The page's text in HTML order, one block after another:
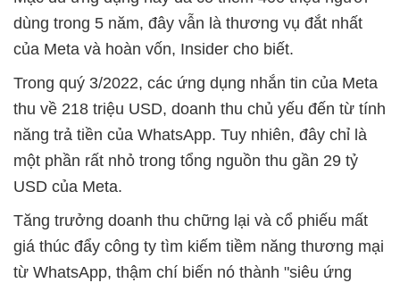
dùng trong 5 năm, đây vẫn là thương vụ đắt nhất
của Meta và hoàn vốn, Insider cho biết.
Trong quý 3/2022, các ứng dụng nhắn tin của Meta
thu về 218 triệu USD, doanh thu chủ yếu đến từ tính
năng trả tiền của WhatsApp. Tuy nhiên, đây chỉ là
một phần rất nhỏ trong tổng nguồn thu gần 29 tỷ
USD của Meta.
Tăng trưởng doanh thu chững lại và cổ phiếu mất
giá thúc đẩy công ty tìm kiếm tiềm năng thương mại
từ WhatsApp, thậm chí biến nó thành "siêu ứng